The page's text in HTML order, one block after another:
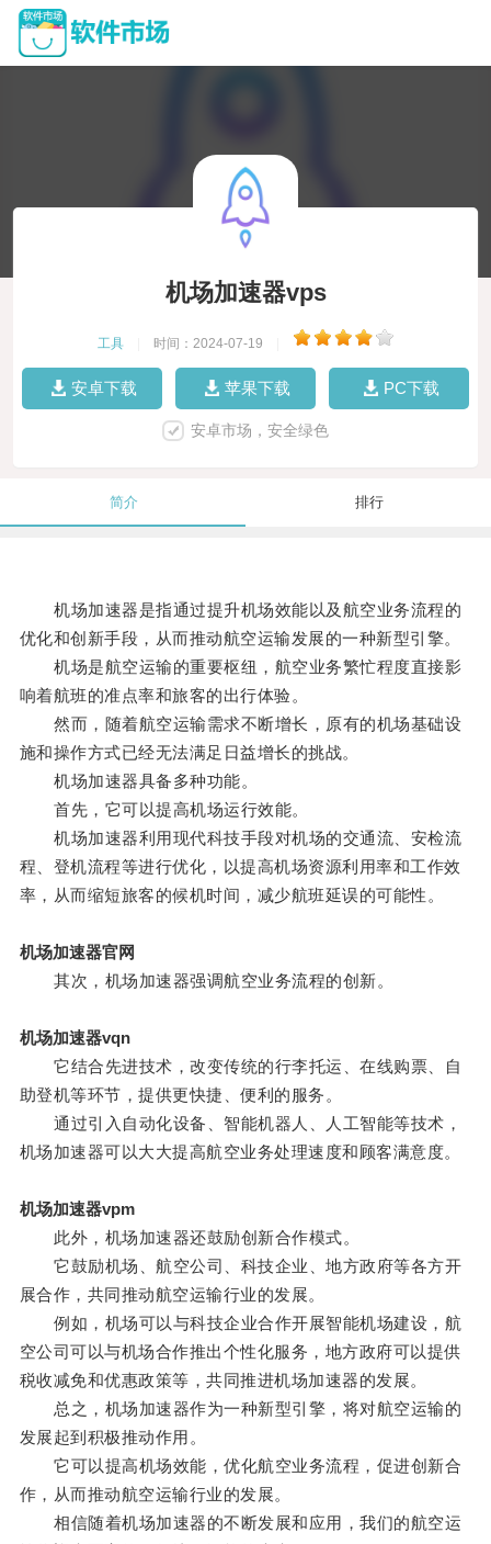
机场加速器vps
工具 时间：2024-07-19
安卓下载 苹果下载 PC下载
安卓市场，安全绿色
简介 排行
机场加速器是指通过提升机场效能以及航空业务流程的
优化和创新手段，从而推动航空运输发展的一种新型引擎。
机场是航空运输的重要枢纽，航空业务繁忙程度直接影
响着航班的准点率和旅客的出行体验。
然而，随着航空运输需求不断增长，原有的机场基础设
施和操作方式已经无法满足日益增长的挑战。
机场加速器具备多种功能。
首先，它可以提高机场运行效能。
机场加速器利用现代科技手段对机场的交通流、安检流
程、登机流程等进行优化，以提高机场资源利用率和工作效
率，从而缩短旅客的候机时间，减少航班延误的可能性。
机场加速器官网
其次，机场加速器强调航空业务流程的创新。
机场加速器vqn
它结合先进技术，改变传统的行李托运、在线购票、自
助登机等环节，提供更快捷、便利的服务。
通过引入自动化设备、智能机器人、人工智能等技术，
机场加速器可以大大提高航空业务处理速度和顾客满意度。
机场加速器vpm
此外，机场加速器还鼓励创新合作模式。
它鼓励机场、航空公司、科技企业、地方政府等各方开
展合作，共同推动航空运输行业的发展。
例如，机场可以与科技企业合作开展智能机场建设，航
空公司可以与机场合作推出个性化服务，地方政府可以提供
税收减免和优惠政策等，共同推进机场加速器的发展。
总之，机场加速器作为一种新型引擎，将对航空运输的
发展起到积极推动作用。
它可以提高机场效能，优化航空业务流程，促进创新合
作，从而推动航空运输行业的发展。
相信随着机场加速器的不断发展和应用，我们的航空运